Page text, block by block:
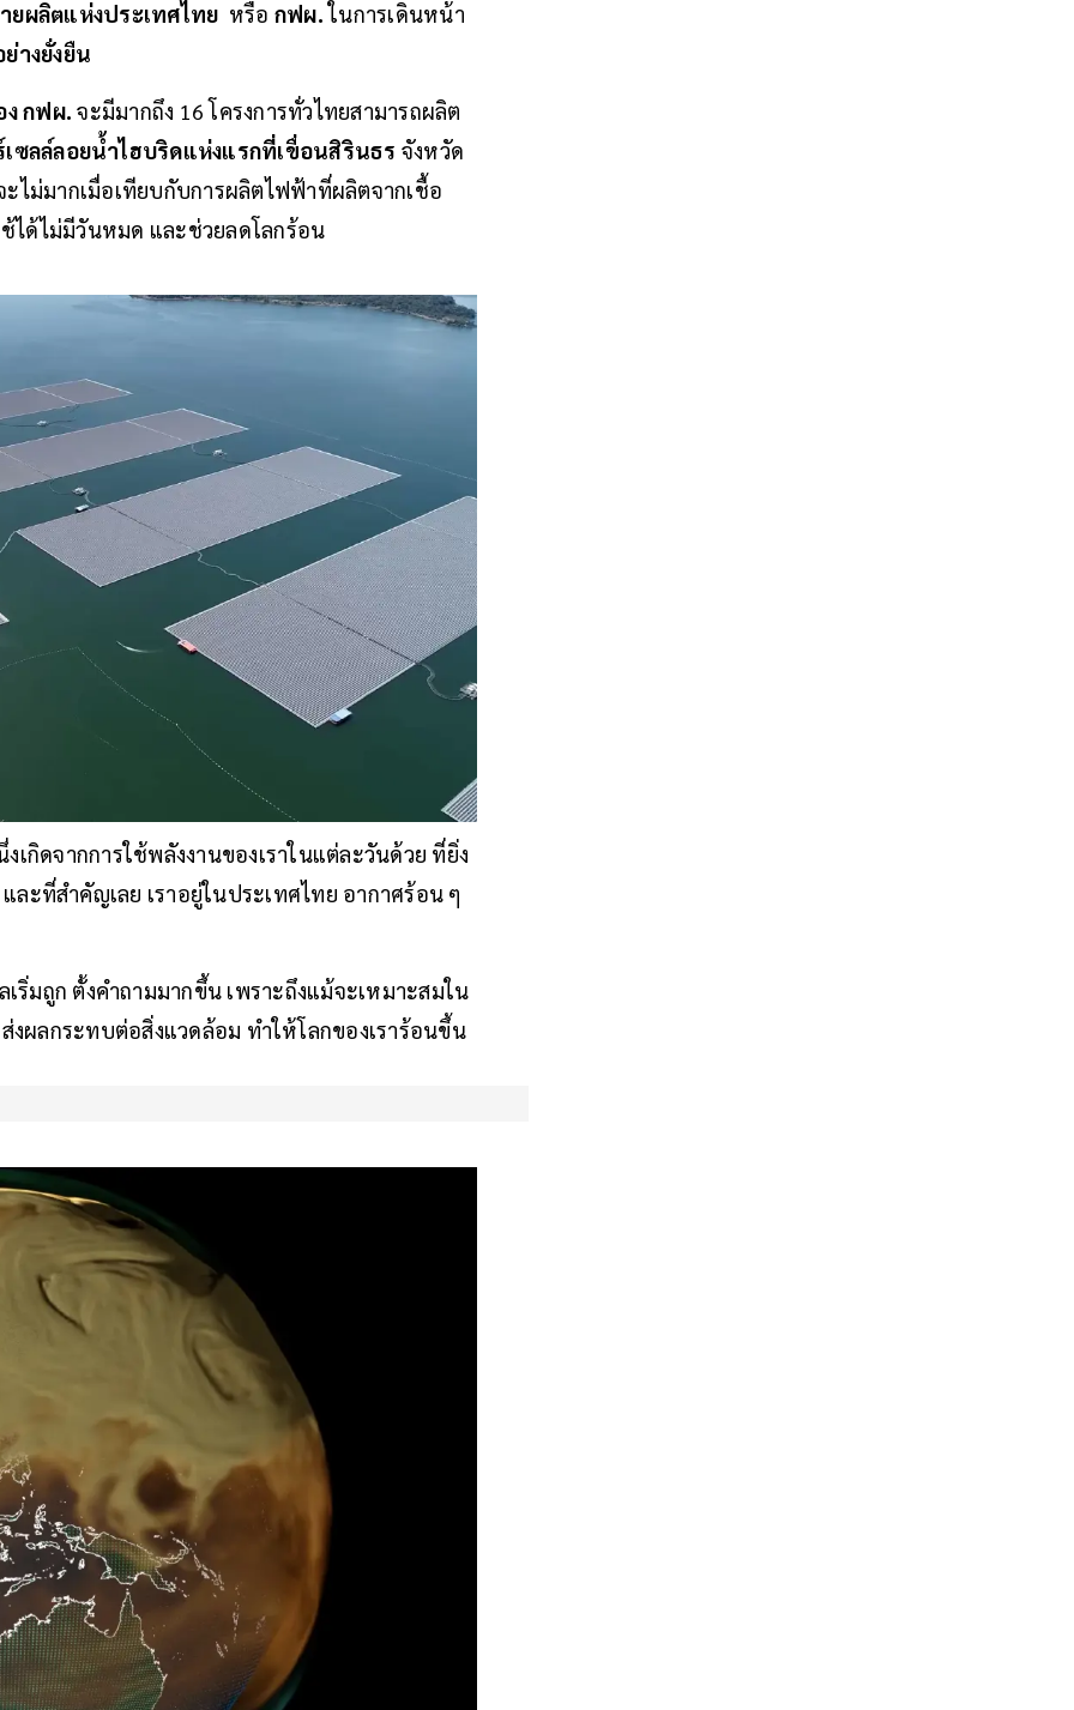
ยผลิตแห่งประเทศไทย หรือ กฟผ.ในการเดินหน้า
างยั่งยืน
ง กฟผ.จะมีมากถึง 16 โครงการทั่วไทยสามารถผลิต
เซลล์ลอยน้ำไฮบริดแห่งแรกที่เขื่อนสิรินธร จังหวัด
ไม่มากเมื่อเทียบกับการผลิตไฟฟ้าที่ผลิตจากเชื้อ
ได้ไม่มีวันหมด และช่วยลดโลกร้อน
กิดจากการใช้พลังงานของเราในแต่ละวันด้วย ที่ยิ่ง
ละที่สำคัญเลย เราอยู่ในประเทศไทย อากาศร้อน ๆ
มถูก ตั้งคำถามมากขึ้น เพราะถึงแม้จะเหมาะสมใน
ผลกระทบต่อสิ่งแวดล้อม ทำให้โลกของเราร้อนขึ้น